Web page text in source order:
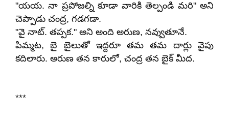
"యయ. నా ప్రపోజల్ని కూడా వారికి తెల్పండి మరి" అని
చెప్పాడు చంద్ర, గడగడా.
"వై నాట్. తప్పక." అని అంది అరుణ, నవ్వుతూనే.
పిమ్మట, బై బైలుతో ఇద్దరూ తమ తమ దార్లు వైపు
కదిలారు. అరుణ తన కారులో, చంద్ర తన బైక్ మీద.
***